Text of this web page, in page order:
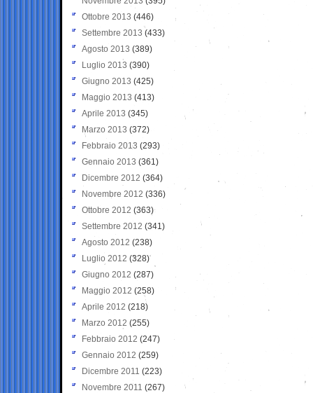
Ottobre 2013 (446)
Settembre 2013 (433)
Agosto 2013 (389)
Luglio 2013 (390)
Giugno 2013 (425)
Maggio 2013 (413)
Aprile 2013 (345)
Marzo 2013 (372)
Febbraio 2013 (293)
Gennaio 2013 (361)
Dicembre 2012 (364)
Novembre 2012 (336)
Ottobre 2012 (363)
Settembre 2012 (341)
Agosto 2012 (238)
Luglio 2012 (328)
Giugno 2012 (287)
Maggio 2012 (258)
Aprile 2012 (218)
Marzo 2012 (255)
Febbraio 2012 (247)
Gennaio 2012 (259)
Dicembre 2011 (223)
Novembre 2011 (267)